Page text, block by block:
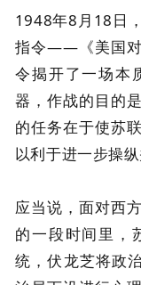
1948年8月18日
指令——《美国对
令揭开了一场本
器，作战的目的
的任务在于使苏
以利于进一步操
应当说，面对西
的一段时间里，
统，伏龙芝将政